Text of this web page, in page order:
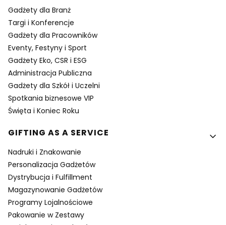
Gadżety dla Branż
Targi i Konferencje
Gadżety dla Pracowników
Eventy, Festyny i Sport
Gadżety Eko, CSR i ESG
Administracja Publiczna
Gadżety dla Szkół i Uczelni
Spotkania biznesowe VIP
Święta i Koniec Roku
GIFTING AS A SERVICE
Nadruki i Znakowanie
Personalizacja Gadżetów
Dystrybucja i Fulfillment
Magazynowanie Gadżetów
Programy Lojalnościowe
Pakowanie w Zestawy